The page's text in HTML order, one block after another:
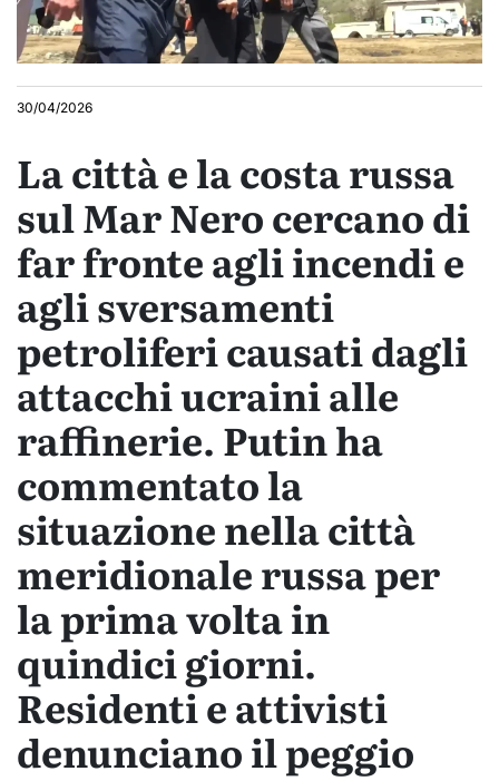
30/04/2026
La città e la costa russa
sul Mar Nero cercano di
far fronte agli incendi e
agli sversamenti
petroliferi causati dagli
attacchi ucraini alle
raffinerie. Putin ha
commentato la
situazione nella città
meridionale russa per
la prima volta in
quindici giorni.
Residenti e attivisti
denunciano il peggio